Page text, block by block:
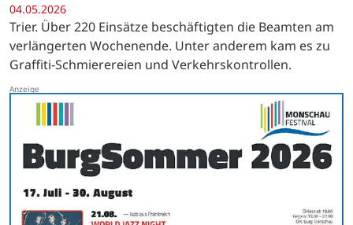
04.05.2026
Trier. Über 220 Einsätze beschäftigten die Beamten am
verlängerten Wochenende. Unter anderem kam es zu
Graffiti-Schmierereien und Verkehrskontrollen.